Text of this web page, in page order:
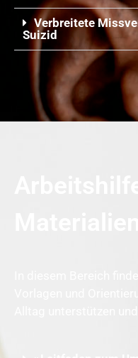
Verbreitete
Suizid
In diesem Bereich
Vorlagen und
Alltag unterstützen